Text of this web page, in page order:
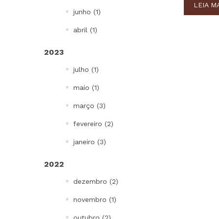
junho (1)
abril (1)
2023
julho (1)
maio (1)
março (3)
fevereiro (2)
janeiro (3)
2022
dezembro (2)
novembro (1)
LEIA